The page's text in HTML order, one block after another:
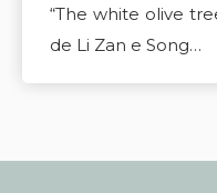
“The white olive
de Li Zan e Song…